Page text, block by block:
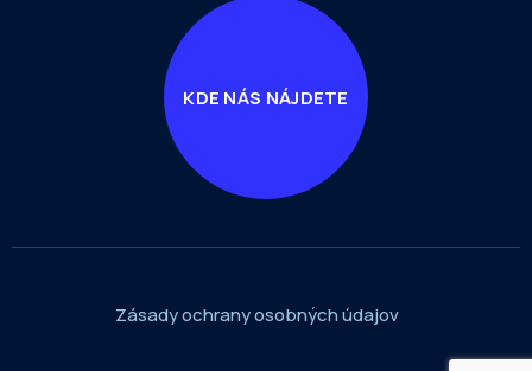
KDE NÁS NÁJDETE
Zásady ochrany osobných údajov